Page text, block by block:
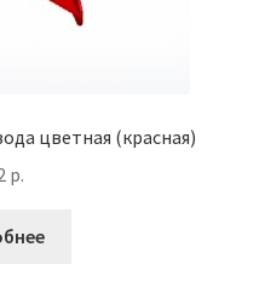
цветная (красная)
р.